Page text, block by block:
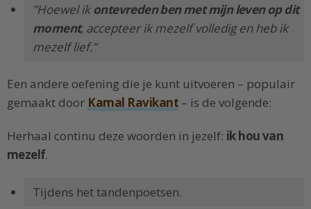
”Hoewel ik ontevreden ben met mijn leven op dit
moment, accepteer ik mezelf volledig en heb ik
mezelf lief.”
Een andere oefening die je kunt uitvoeren – populair
gemaakt door Kamal Ravikant – is de volgende:
Herhaal continu deze woorden in jezelf: ik hou van
mezelf.
Tijdens het tandenpoetsen.